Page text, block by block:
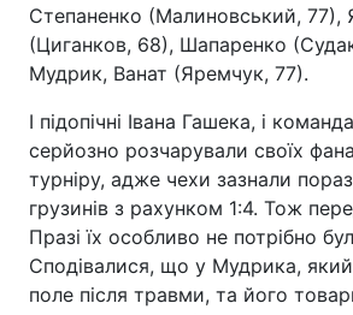
Степаненко (Малиновський, 77),
(Циганков, 68), Шапаренко
Мудрик, Ванат (Яремчук, 77).
І підопічні Івана Гашека, і
серйозно розчарували своїх
турніру, адже чехи зазнали
грузинів з рахунком 1:4. Тож
Празі їх особливо не потрібно
Сподівалися, що у Мудрика,
поле після травми, та його